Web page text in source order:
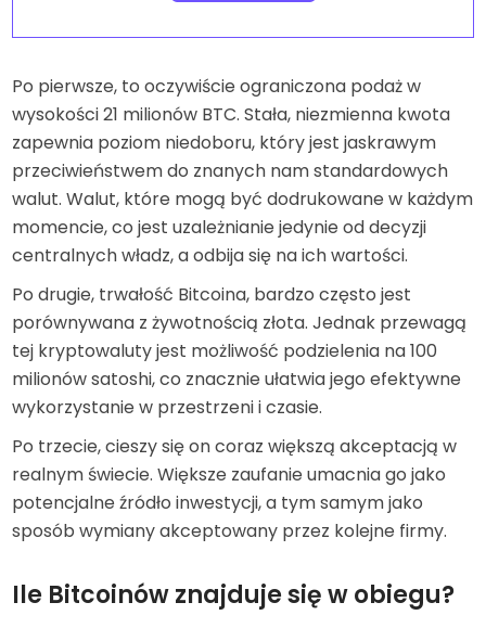
Po pierwsze, to oczywiście ograniczona podaż w
wysokości 21 milionów BTC. Stała, niezmienna kwota
zapewnia poziom niedoboru, który jest jaskrawym
przeciwieństwem do znanych nam standardowych
walut. Walut, które mogą być dodrukowane w każdym
momencie, co jest uzależnianie jedynie od decyzji
centralnych władz, a odbija się na ich wartości.
Po drugie, trwałość Bitcoina, bardzo często jest
porównywana z żywotnością złota. Jednak przewagą
tej kryptowaluty jest możliwość podzielenia na 100
milionów satoshi, co znacznie ułatwia jego efektywne
wykorzystanie w przestrzeni i czasie.
Po trzecie, cieszy się on coraz większą akceptacją w
realnym świecie. Większe zaufanie umacnia go jako
potencjalne źródło inwestycji, a tym samym jako
sposób wymiany akceptowany przez kolejne firmy.
Ile Bitcoinów znajduje się w obiegu?